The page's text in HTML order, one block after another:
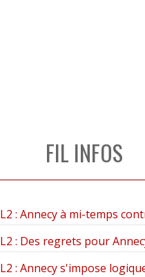
FIL INFOS
L2 : Annecy à mi-temps
L2 : Des regrets pour
L2 : Annecy s'impose